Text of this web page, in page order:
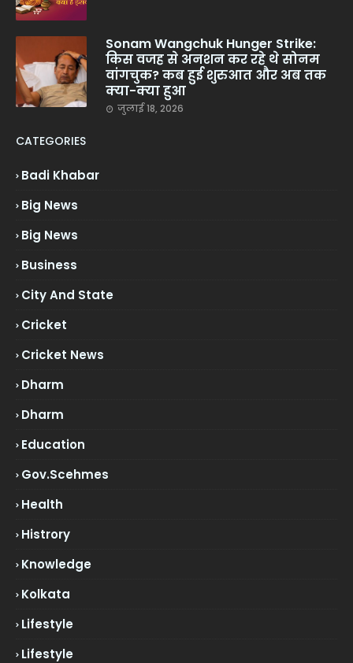
Sonam Wangchuk Hunger Strike:
किस वजह से अनशन कर रहे थे सोनम
वांगचुक? कब हुई शुरुआत और अब तक
क्या-क्या हुआ
जुलाई 18, 2026
CATEGORIES
Badi Khabar
Big News
Big News
Business
City And State
Cricket
Cricket News
Dharm
Dharm
Education
Gov.scehmes
Health
Histrory
Knowledge
Kolkata
Lifestyle
Lifestyle